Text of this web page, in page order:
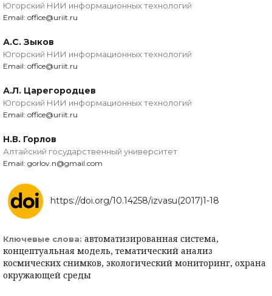
Югорский НИИ информационных технологий
Email: office@uriit.ru
А.С. Зыков
Югорский НИИ информационных технологий
Email: office@uriit.ru
А.Л. Царегородцев
Югорский НИИ информационных технологий
Email: office@uriit.ru
Н.В. Горлов
Алтайский государственный университет
Email: gorlov.n@gmail.com
https://doi.org/10.14258/izvasu(2017)1-18
Ключевые слова: автоматизированная система,
концептуальная модель, тематический анализ
космических снимков, экологический мониторинг, охрана
окружающей среды